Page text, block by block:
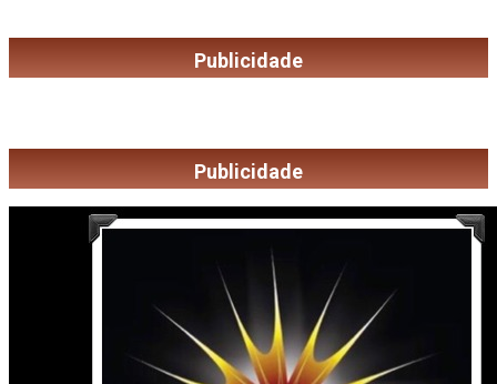
Publicidade
Publicidade